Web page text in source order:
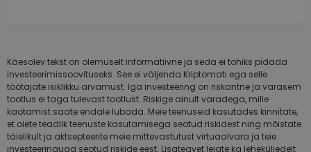
Käesolev tekst on olemuselt informatiivne ja seda ei tohiks pidada
investeerimissoovituseks. See ei väljenda Kriptomati ega selle
töötajate isiklikku arvamust. Iga investeering on riskantne ja varasem
tootlus ei taga tulevast tootlust. Riskige ainult varadega, mille
kaotamist saate endale lubada. Meie teenuseid kasutades kinnitate,
et olete teadlik teenuste kasutamisega seotud riskidest ning mõistate
täielikult ja aktsepteerite meie mittevastutust virtuaalvara ja teie
investeeringuga seotud riskide eest. Lisateavet leiate ka leheküljedelt